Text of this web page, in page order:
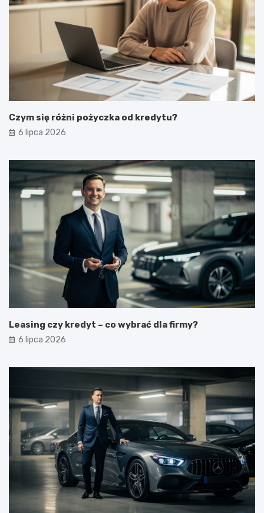
Czym się różni pożyczka od kredytu?
6 lipca 2026
Leasing czy kredyt – co wybrać dla firmy?
6 lipca 2026